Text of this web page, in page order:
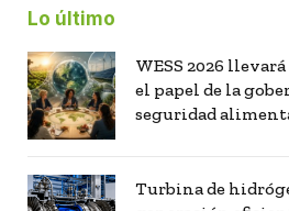
Lo último
WESS 2026
el papel de la
seguridad
Turbina de